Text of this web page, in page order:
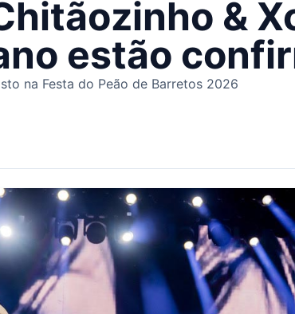
&
estão
na Festa do Peão de Barretos 2026